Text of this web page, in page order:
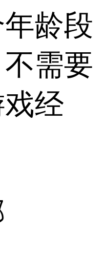
龄段
需要
经